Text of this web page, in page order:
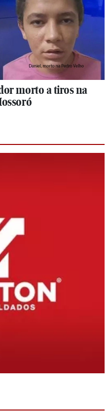
morto a tiros na